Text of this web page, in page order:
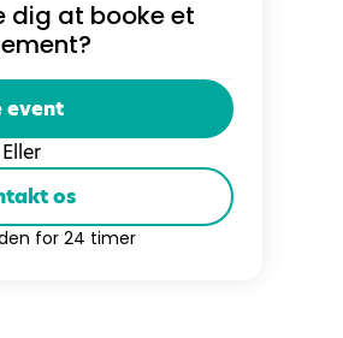
dig at booke et
event
Eller
os
for 24 timer